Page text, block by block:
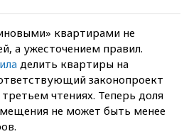
квартирами не
а ужесточением правил.
делить квартиры на
законопроект
чтениях. Теперь доля
не может быть менее